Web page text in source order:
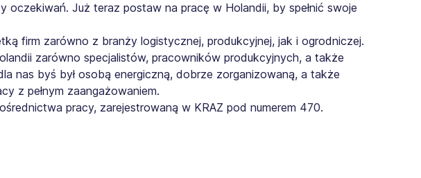
oczekiwań. Już teraz postaw na pracę w Holandii, by spełnić swoje
firm zarówno z branży logistycznej, produkcyjnej, jak i ogrodniczej.
zarówno specjalistów, pracowników produkcyjnych, a także
nas byś był osobą energiczną, dobrze zorganizowaną, a także
z pełnym zaangażowaniem.
pracy, zarejestrowaną w KRAZ pod numerem 470.